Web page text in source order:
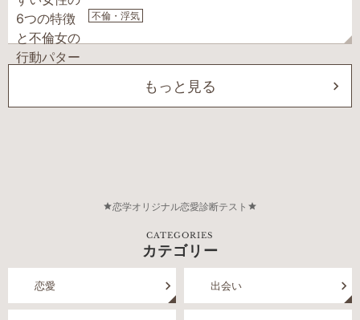
不倫・浮気
もっと見る
恋学オリジナル恋愛診断テスト
CATEGORIES
カテゴリー
恋愛 出会い